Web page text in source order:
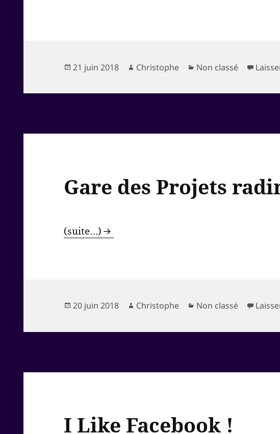
Publié
21 juin 2018 Auteur
Christophe Catégories
Non classé
Gare des Projets
(suite…)
Publié
20 juin 2018 Auteur
Christophe Catégories
Non classé
I Like Facebook !